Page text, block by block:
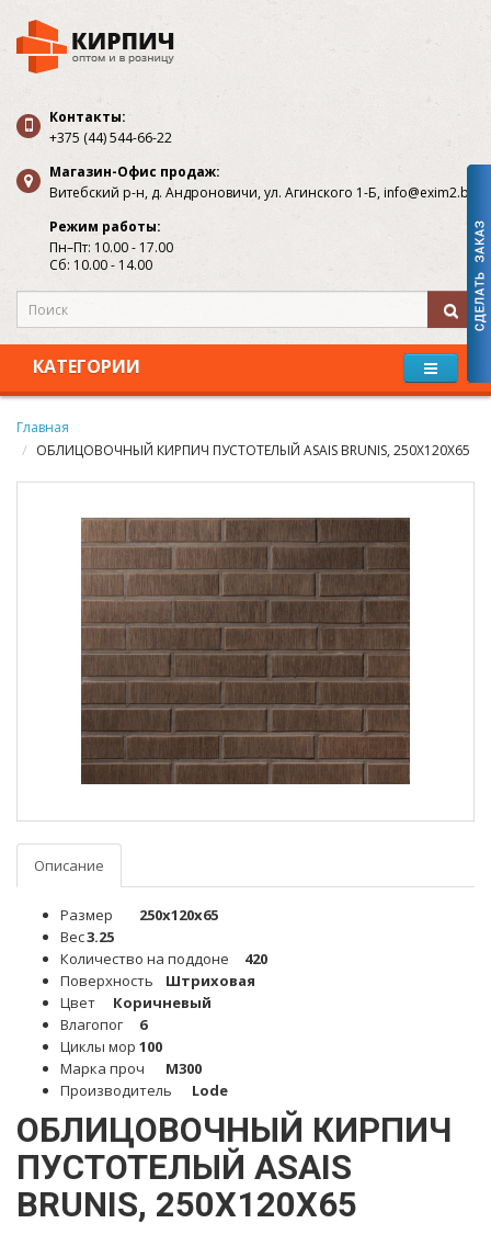
Контакты:
+375 (44) 544-66-22
Магазин-Офис продаж:
Витебский р-н, д. Андроновичи, ул. Агинского 1-Б, info@exim2.by
Режим работы:
Пн–Пт: 10.00 - 17.00
Сб: 10.00 - 14.00
КАТЕГОРИИ
Главная
OБЛИЦОВОЧНЫЙ КИРПИЧ ПУСТОТЕЛЫЙ ASAIS BRUNIS, 250X120X65
Описание
Размер
250x120x65
Вес3.25
Количество на поддоне
420
Поверхность
Штриховая
Цвет
Коричневый
Влагопог
6
Циклы мор 100
Марка проч
M300
Производитель
Lode
OБЛИЦОВОЧНЫЙ КИРПИЧ
ПУСТОТЕЛЫЙ ASAIS
BRUNIS, 250X120X65